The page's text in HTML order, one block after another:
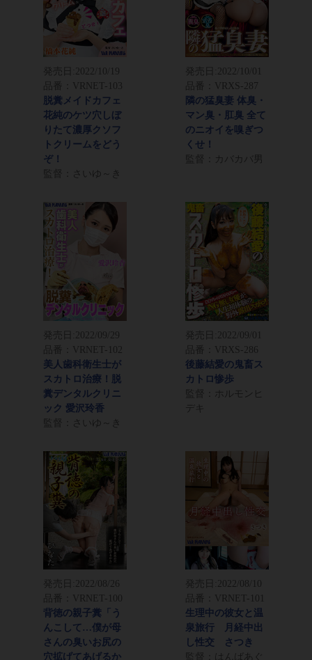
発売日: 2022/10/19
品番：VRNET-103
脱糞メイドカフェ
花純のケツ穴しぼ
りたて濃厚クソフ
トクリームをどう
ぞ！
監督：さいゆ～き
発売日: 2022/10/01
品番：VRXS-287
隣の猛臭妻 体臭・
マン臭・肛臭 全て
のニオイを嗅ぎつ
くせ！
監督：カバカバ男
発売日:
2022/09/29
品番：VRNET-102
美人歯科衛生士が
スカトロ治療！脱
糞デンタルクリニ
ック 愛沢玲香
監督：さいゆ～き
発売日:
2022/09/01
品番：VRXS-286
後藤結愛の鬼畜ス
カトロ惨歩
監督：ホルモンヒ
デキ
発売日: 2022/08/26
品番：VRNET-100
背徳の親子糞「う
んこして…僕が母
さんの臭いお尻の
穴拡げてあげるか
発売日: 2022/08/10
品番：VRNET-101
生理中の彼女と温
泉旅行 月経中出
し性交 さつき
監督：はんばあぐ